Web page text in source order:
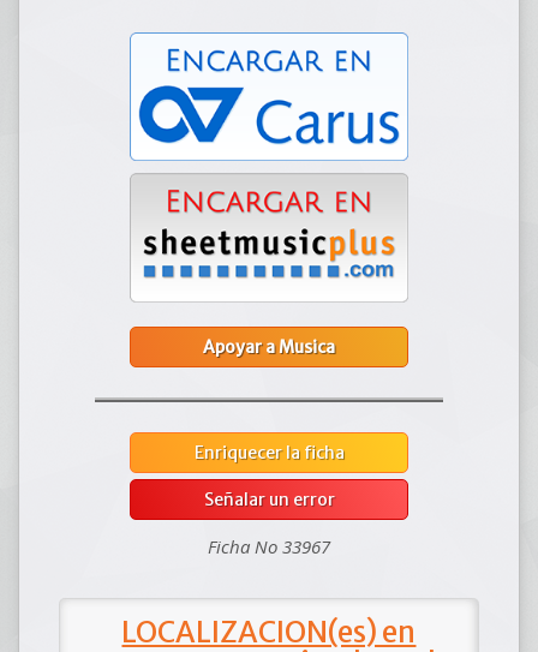
Apoyar a Musica
Enriquecer la ficha
Señalar un error
Ficha No 33967
LOCALIZACION(es) en